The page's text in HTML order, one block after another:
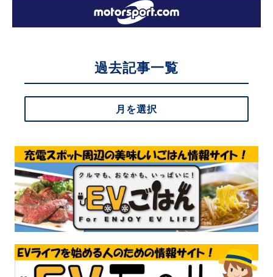
過去記事一覧
月を選択